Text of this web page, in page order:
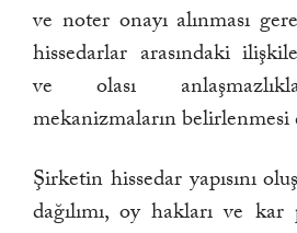
ve noter onayı alınması
hissedarlar arasındaki
ve olası
mekanizmaların belirlenmesi
Şirketin hissedar yapısını
dağılımı, oy hakları ve kar